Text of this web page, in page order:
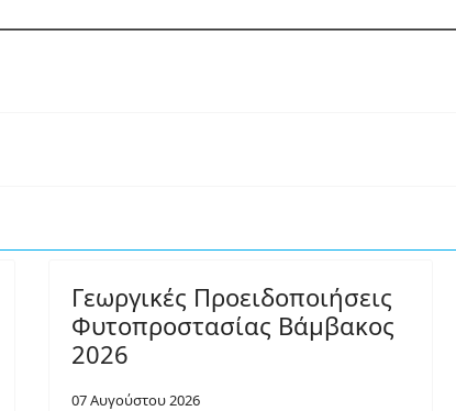
Γεωργικές Προειδοποιήσεις
Φυτοπροστασίας Βάμβακος
2026
07 Αυγούστου 2026